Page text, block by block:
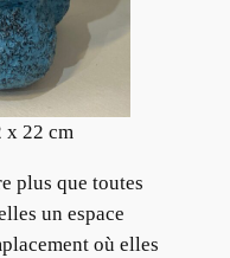
x 22 cm
plus que toutes
un espace
où elles